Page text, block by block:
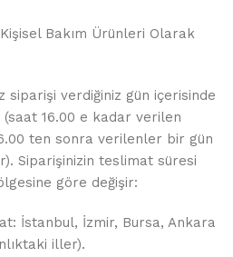
Bakım Ürünleri Olarak
siparişi verdiğiniz gün içerisinde
16.00 e kadar verilen
ten sonra verilenler bir gün
Siparişinizin teslimat süresi
göre değişir:
İstanbul, İzmir, Bursa, Ankara
iller).